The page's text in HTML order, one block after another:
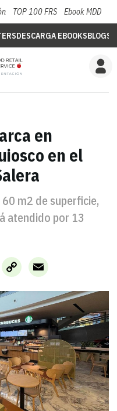
TOP 100 FRS Ebook MDD
DESCARGA EBOOKSBLOGS
en
en el
m2 de superficie,
atendido por 13
Copy
Link
Email